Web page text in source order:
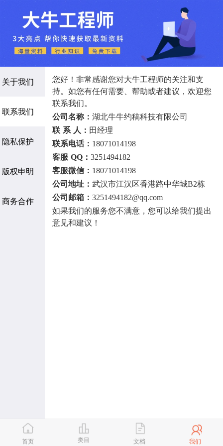
关于我们
联系我们
隐私保护
版权申明
商务合作
您好！非常感谢您对大牛工程师的关注和支
持。如您有任何需要、帮助或者建议，欢迎您
联系我们。
公司名称：湖北牛牛约稿科技有限公司
联 系 人： 田经理
联系电话： 18071014198
客服 QQ：3251494182
客服微信： 18071014198
公司地址：武汉市江汉区香港路中华城B2栋
公司邮箱：3251494182@qq.com
如果我们的服务您不满意，您可以给我们提出
意见和建议！
首页 类目 文档 我们